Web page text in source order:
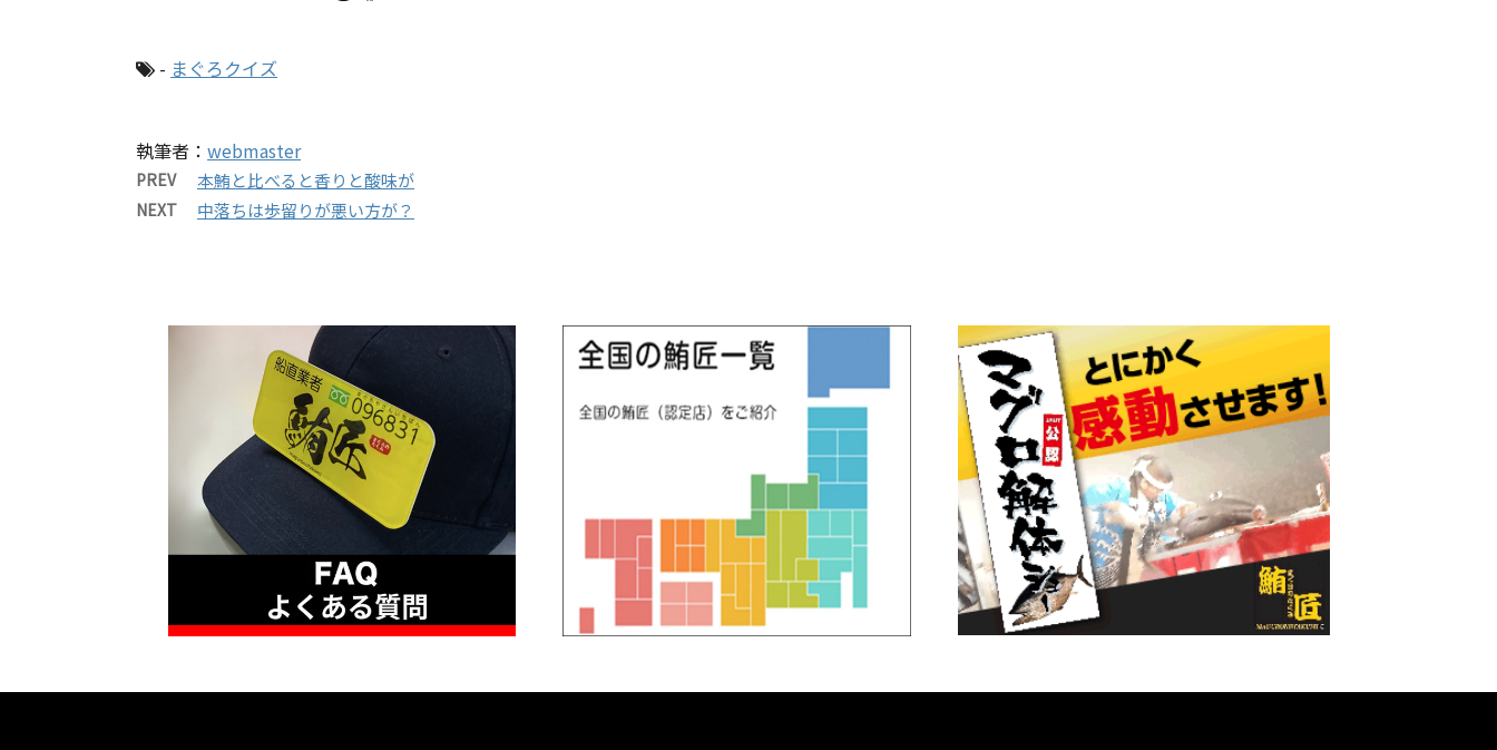
- まぐろクイズ
執筆者： webmaster
PREV 本鮪と比べると香りと酸味が
NEXT 中落ちは歩留りが悪い方が？